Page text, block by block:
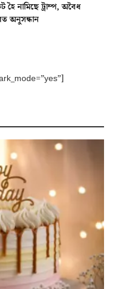
নামিছে ট্ৰাম্প, অবৈধ
অনুসন্ধান